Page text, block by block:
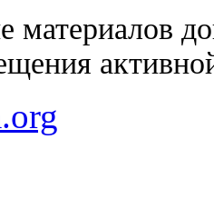
материалов